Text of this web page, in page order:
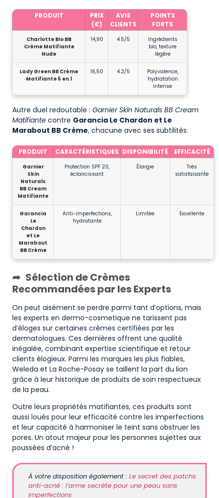
PRODUIT
PRIX
(€)
AVIS
CLIENTS
POINTS
FORTS
Charlotte Bio BB
Crème Matifiante
Nude
14,90 4.5/5
Ingrédients
bio, texture
légère
Lady Green BB Crème
Matifiante 5 en 1
16,50 4.2/5
Polyvalence,
hydratation
intense
Autre duel redoutable : Garnier Skin Naturals BB Cream
Matifiante contre Garancia Le Chardon et Le
Marabout BB Crème, chacune avec ses subtilités.
PRODUIT CARACTÉRISTIQUES DISPONIBILITÉ EFFICACITÉ
Garnier
Skin
Naturals
BB Cream
Matifiante
Protection SPF 20,
éclaircissant
Élargie
Très
satisfaisante
Garancia
Le
Chardon
et Le
Marabout
BB Crème
Anti-imperfections,
hydratante
Limitée Excellente
Sélection de Crèmes
Recommandées par les Experts
On peut aisément se perdre parmi tant d’options, mais
les experts en dermo-cosmetique ne tarissent pas
d’éloges sur certaines crèmes certifiées par les
dermatologues. Ces dernières offrent une qualité
inégalée, combinant expertise scientifique et retour
clients élogieux. Parmi les marques les plus fiables,
Weleda et La Roche-Posay se taillent la part du lion
grâce à leur historique de produits de soin respectueux
de la peau.
Outre leurs propriétés matifiantes, ces produits sont
aussi loués pour leur efficacité contre les imperfections
et leur capacité à harmoniser le teint sans obstruer les
pores. Un atout majeur pour les personnes sujettes aux
poussées d’acné !
À votre disposition également : Le secret des patchs
anti-acné : l’arme secrète pour une peau sans
imperfections